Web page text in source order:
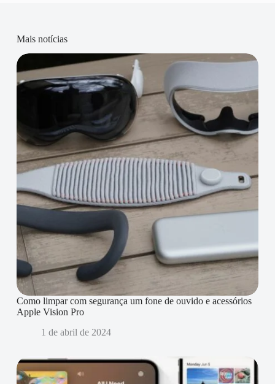
Mais notícias
Como limpar com segurança um fone de ouvido e acessórios
Apple Vision Pro
1 de abril de 2024